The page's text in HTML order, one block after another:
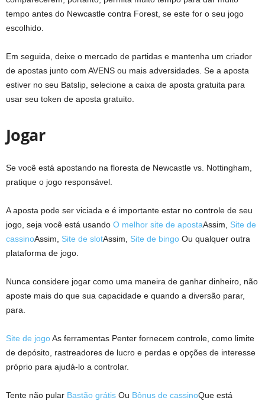
tempo antes do Newcastle contra Forest, se este for o seu jogo
escolhido.
Em seguida, deixe o mercado de partidas e mantenha um criador
de apostas junto com AVENS ou mais adversidades. Se a aposta
estiver no seu Batslip, selecione a caixa de aposta gratuita para
usar seu token de aposta gratuito.
Jogar
Se você está apostando na floresta de Newcastle vs. Nottingham,
pratique o jogo responsável.
A aposta pode ser viciada e é importante estar no controle de seu
jogo, seja você está usando O melhor site de apostaAssim, Site de
cassinoAssim, Site de slotAssim, Site de bingo Ou qualquer outra
plataforma de jogo.
Nunca considere jogar como uma maneira de ganhar dinheiro, não
aposte mais do que sua capacidade e quando a diversão parar,
para.
Site de jogoAs ferramentas Penter fornecem controle, como limite
de depósito, rastreadores de lucro e perdas e opções de interesse
próprio para ajudá-lo a controlar.
Tente não pular Bastão grátis Ou Bônus de cassinoQue está